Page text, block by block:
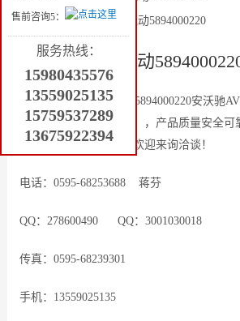
泉州天益 AVENTICS 气动5894000220
气动
AVENTICS（力士乐） 5894000220安沃驰
量传感器、接头，阀，，，产品质量安全
易有限公司特价批发，欢迎来询洽谈！
电话：0595-68253688 蒋芬
QQ：278600490 QQ：3001030018
传真：0595-68239301
手机：13559025135
售前咨询5：
服务热线：
15980435576
13559025135
15759537289
13675922394